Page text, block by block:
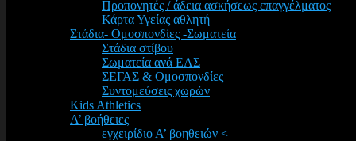
Προπονητές / άδεια ασκήσεως επαγγέλματος
Κάρτα Υγείας αθλητή
Στάδια- Ομοσπονδίες -Σωματεία
Στάδια στίβου
Σωματεία ανά ΕΑΣ
ΣΕΓΑΣ & Ομοσπονδίες
Συντομεύσεις χωρών
Kids Athletics
Α’ βοήθειες
εγχειρίδιο Α’ βοηθειών <